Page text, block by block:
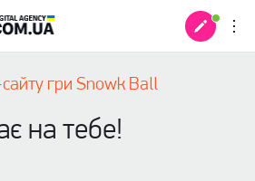
гри Snowk Ball
на тебе!